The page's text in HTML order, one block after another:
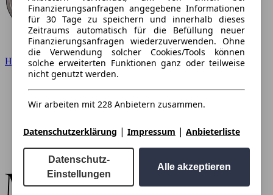
Hyundai
Finanzierungsanfragen angegebene Informationen
für 30 Tage zu speichern und innerhalb dieses
Zeitraums automatisch für die Befüllung neuer
Finanzierungsanfragen wiederzuverwenden. Ohne
die Verwendung solcher Cookies/Tools können
solche erweiterten Funktionen ganz oder teilweise
nicht genutzt werden.
Wir arbeiten mit 228 Anbietern zusammen.
Datenschutzerklärung | Impressum | Anbieterliste
Datenschutz-
Einstellungen
Alle akzeptieren